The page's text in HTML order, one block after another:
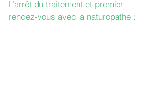
L’arrêt du traitement et premier
rendez-vous avec la naturopathe :